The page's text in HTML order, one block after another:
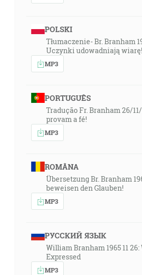
POLSKI
Tłumaczenie- Br. Branham
Uczynki udowadniają wiarę!
MP3
PORTUGUÊS
Tradução Fr. Branham 26/
provam a fé!
MP3
ROMÂNA
Übersetzung Br. Branham
beweisen den Glauben!
MP3
РУССКИЙ ЯЗЫК
William Branham 1965 11
Expressed
MP3